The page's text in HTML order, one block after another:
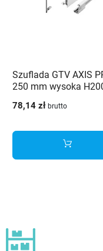
Szuflada GTV AXIS
250 mm wysoka
KPL250D1
78,14 zł brutto